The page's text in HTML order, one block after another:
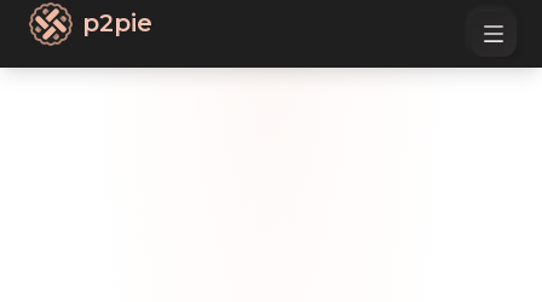
p2pie